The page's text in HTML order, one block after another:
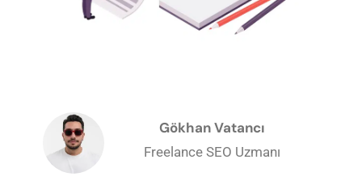
Gökhan Vatancı
Freelance SEO Uzmanı